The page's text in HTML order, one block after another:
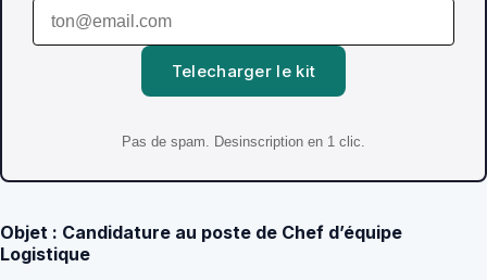
Telecharger le kit
Pas de spam. Desinscription en 1 clic.
Objet : Candidature au poste de Chef d’équipe
Logistique